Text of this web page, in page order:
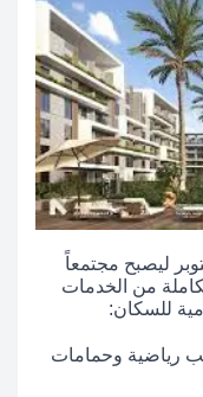
ليصبح مجتمعاً
من الخدمات
للسكان:
رياضية وحمامات